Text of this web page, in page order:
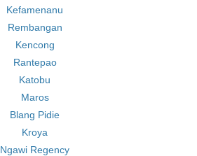
Kefamenanu
Rembangan
Kencong
Rantepao
Katobu
Maros
Blang Pidie
Kroya
Ngawi Regency